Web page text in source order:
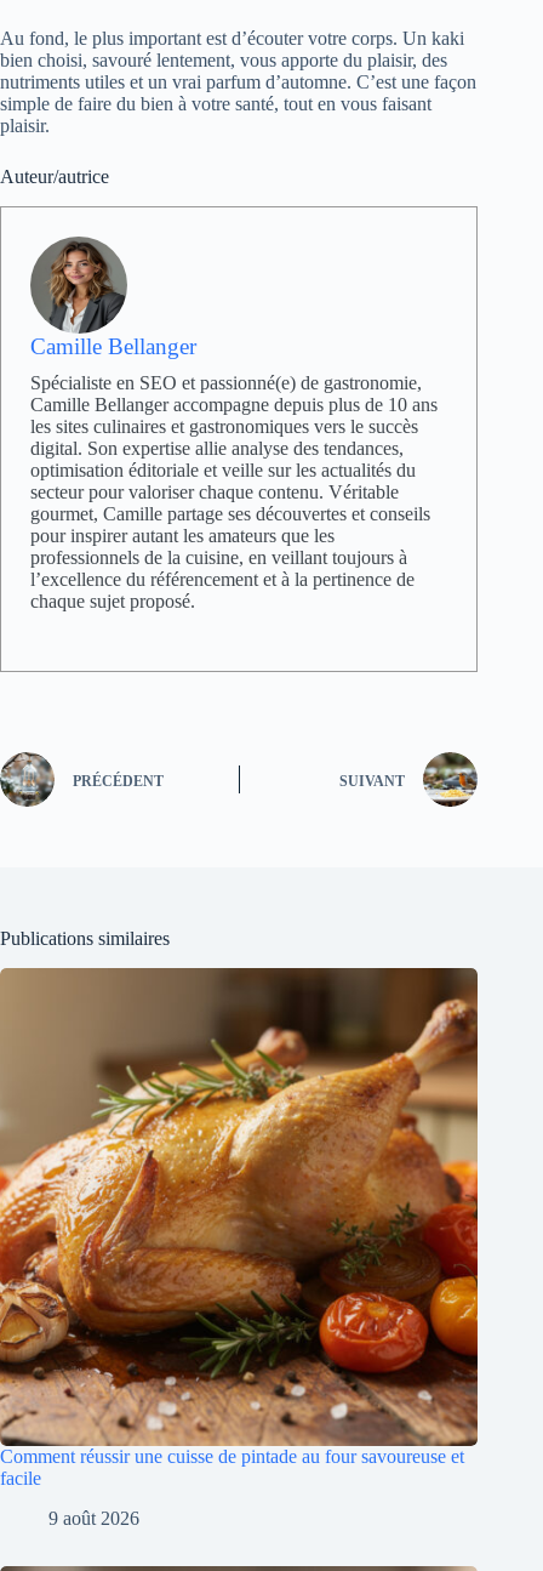
Au fond, le plus important est d’écouter votre corps. Un kaki
bien choisi, savouré lentement, vous apporte du plaisir, des
nutriments utiles et un vrai parfum d’automne. C’est une façon
simple de faire du bien à votre santé, tout en vous faisant
plaisir.
Auteur/autrice
Camille Bellanger
Spécialiste en SEO et passionné(e) de gastronomie,
Camille Bellanger accompagne depuis plus de 10 ans
les sites culinaires et gastronomiques vers le succès
digital. Son expertise allie analyse des tendances,
optimisation éditoriale et veille sur les actualités du
secteur pour valoriser chaque contenu. Véritable
gourmet, Camille partage ses découvertes et conseils
pour inspirer autant les amateurs que les
professionnels de la cuisine, en veillant toujours à
l’excellence du référencement et à la pertinence de
chaque sujet proposé.
PRÉCÉDENT SUIVANT
Publications similaires
Comment réussir une cuisse de pintade au four savoureuse et
facile
9 août 2026